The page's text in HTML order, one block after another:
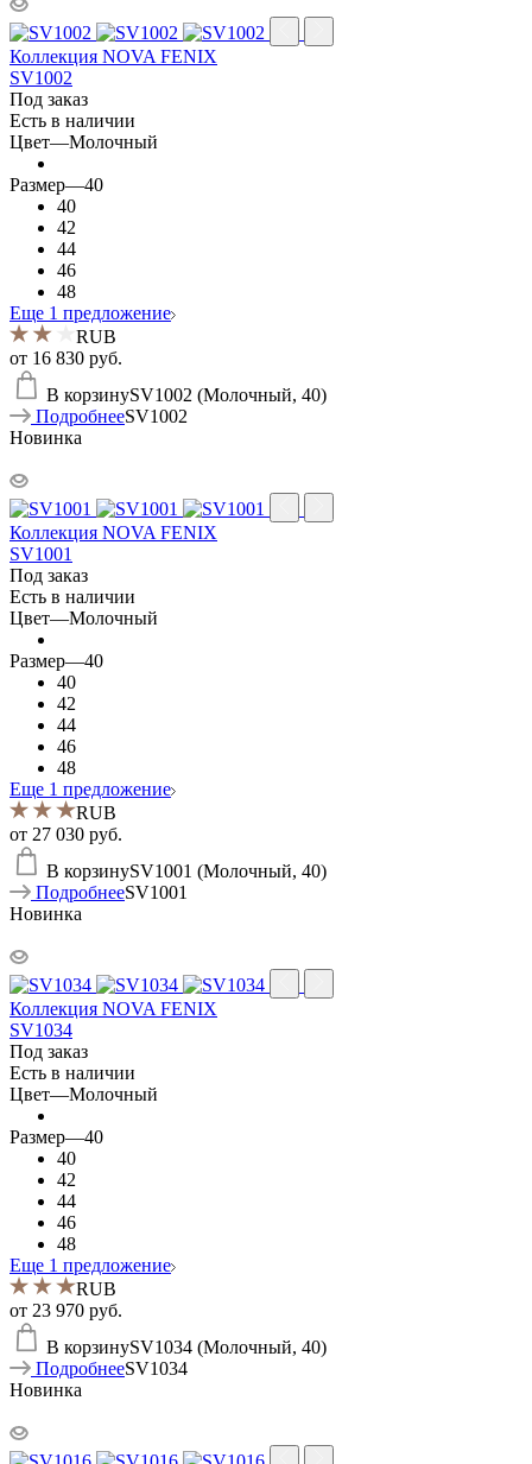
Коллекция NOVA FENIX
SV1002
Под заказ
Есть в наличии
Цвет—Молочный
Размер—40
40
42
44
46
48
Еще 1 предложение
RUB
от 16 830 руб.
В корзинуSV1002 (Молочный, 40)
ПодробнееSV1002
Новинка
Коллекция NOVA FENIX
SV1001
Под заказ
Есть в наличии
Цвет—Молочный
Размер—40
40
42
44
46
48
Еще 1 предложение
RUB
от 27 030 руб.
В корзинуSV1001 (Молочный, 40)
ПодробнееSV1001
Новинка
Коллекция NOVA FENIX
SV1034
Под заказ
Есть в наличии
Цвет—Молочный
Размер—40
40
42
44
46
48
Еще 1 предложение
RUB
от 23 970 руб.
В корзинуSV1034 (Молочный, 40)
ПодробнееSV1034
Новинка